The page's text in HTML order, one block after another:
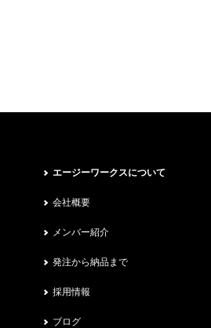
エージーワークスについて
会社概要
メンバー紹介
発注から納品まで
採用情報
ブログ